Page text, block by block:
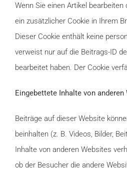
Wenn Sie einen Artikel
ein zusätzlicher Cookie in Ihrem
Dieser Cookie enthält keine
verweist nur auf die Beitrags-ID
bearbeitet haben. Der Cookie
Eingebettete Inhalte von anderen
Beiträge auf dieser Website
beinhalten (z. B. Videos, Bilder,
Inhalte von anderen Websites
ob der Besucher die andere